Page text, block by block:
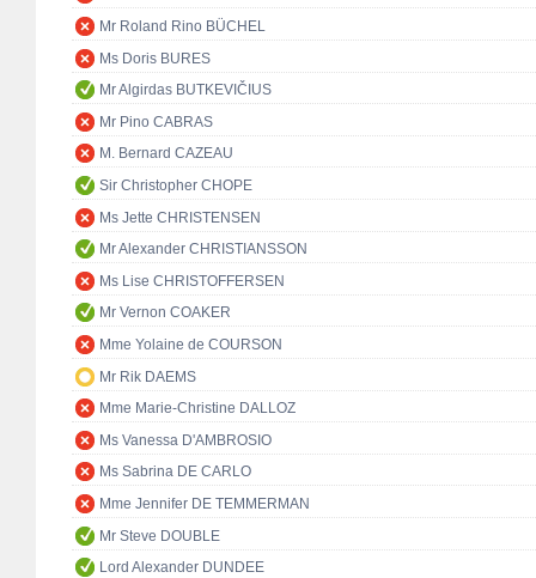
Mr Roland Rino BÜCHEL
Ms Doris BURES
Mr Algirdas BUTKEVIČIUS
Mr Pino CABRAS
M. Bernard CAZEAU
Sir Christopher CHOPE
Ms Jette CHRISTENSEN
Mr Alexander CHRISTIANSSON
Ms Lise CHRISTOFFERSEN
Mr Vernon COAKER
Mme Yolaine de COURSON
Mr Rik DAEMS
Mme Marie-Christine DALLOZ
Ms Vanessa D'AMBROSIO
Ms Sabrina DE CARLO
Mme Jennifer DE TEMMERMAN
Mr Steve DOUBLE
Lord Alexander DUNDEE